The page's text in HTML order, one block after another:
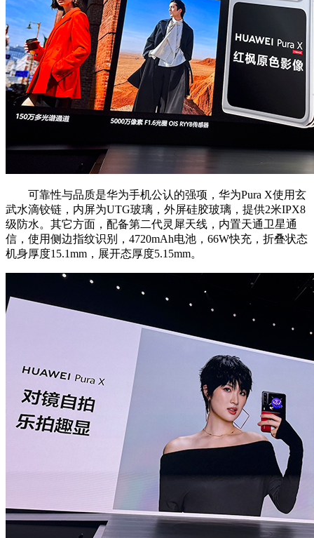
可靠性与品质是华为手机公认的强项，华为Pura X使用玄
武水滴铰链，内屏为UTG玻璃，外屏硅胶玻璃，提供2米IPX8
级防水。其它方面，配备第二代灵犀天线，内置天通卫星通
信，使用侧边指纹识别，4720mAh电池，66W快充，折叠状态
机身厚度15.1mm，展开态厚度5.15mm。